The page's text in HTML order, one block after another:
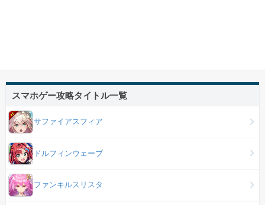
スマホゲー攻略タイトル一覧
サファイアスフィア
ドルフィンウェーブ
ファンキルスリスタ